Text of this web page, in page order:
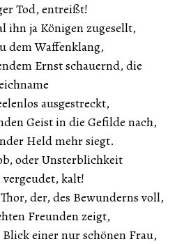
Tod, entreißt!
ihn ja Königen zugesellt,
Waffenklang,
Ernst schauernd, die
ausgestreckt,
Geist in die Gefilde nach,
Held mehr siegt.
oder Unsterblichkeit
kalt!
der, des Bewunderns voll,
Freunden zeigt,
einer nur schönen Frau,